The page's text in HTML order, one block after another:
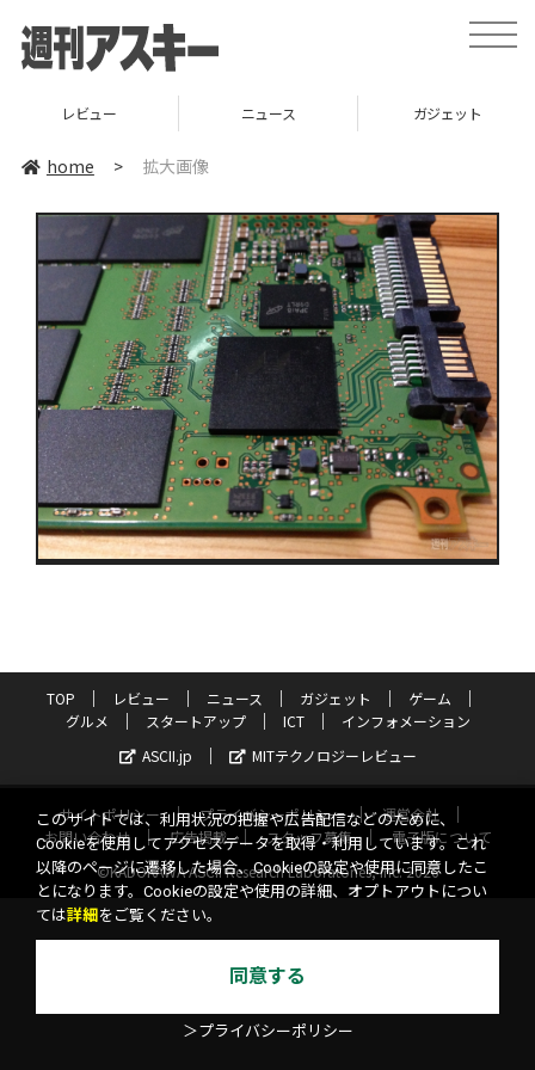
toggle
レビュー ニュース ガジェット
home > 拡大画像
TOP レビュー ニュース ガジェット
ゲーム
グルメ
スタートアップ ICT
インフォメーション
ASCII.jp
MITテクノロジーレビュー
サイトポリシー プライバシーポリシー
運営会社
お問い合わせ
広告掲載 スタッフ募集
電子版について
©KADOKAWA ASCII Research Laboratories, Inc. 2026
このサイトでは、利用状況の把握や広告配信などのために、
Cookieを使用してアクセスデータを取得・利用しています。これ
以降のページに遷移した場合、Cookieの設定や使用に同意したこ
とになります。Cookieの設定や使用の詳細、オプトアウトについ
ては詳細 をご覧ください。
同意する
＞プライバシーポリシー